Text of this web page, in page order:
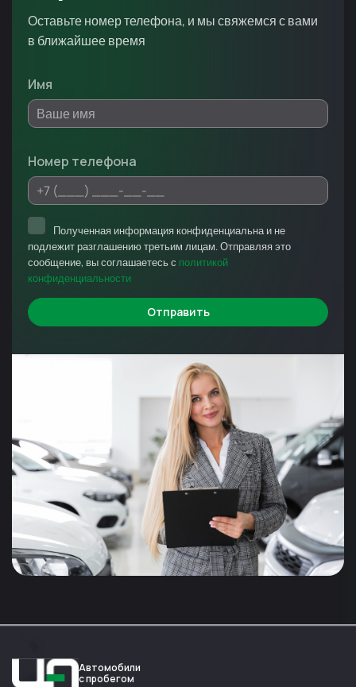
Оставьте номер телефона, и мы свяжемся с вами
в ближайшее время
Имя
Номер телефона
Отправить
Полученная информация конфиденциальна и не
подлежит разглашению третьим лицам. Отправляя это
сообщение, вы соглашаетесь с политикой
конфиденциальности
Автомобили
с пробегом